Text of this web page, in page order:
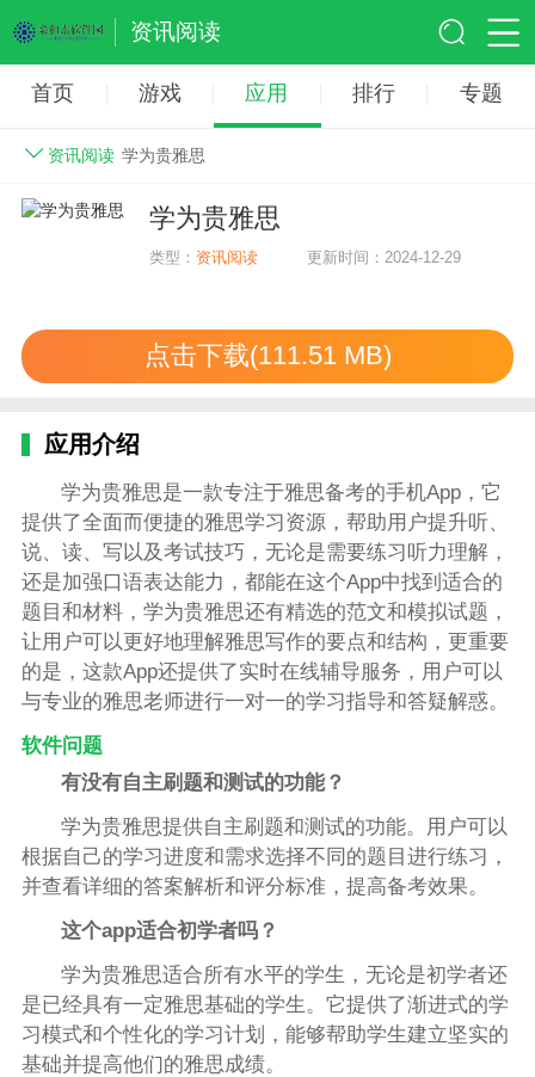
资讯阅读
首页 游戏 应用 排行 专题
资讯阅读 学为贵雅思
学为贵雅思
类型： 资讯阅读 更新时间：2024-12-29
点击下载(111.51 MB)
应用介绍
学为贵雅思是一款专注于雅思备考的手机App，它
提供了全面而便捷的雅思学习资源，帮助用户提升听、
说、读、写以及考试技巧，无论是需要练习听力理解，
还是加强口语表达能力，都能在这个App中找到适合的
题目和材料，学为贵雅思还有精选的范文和模拟试题，
让用户可以更好地理解雅思写作的要点和结构，更重要
的是，这款App还提供了实时在线辅导服务，用户可以
与专业的雅思老师进行一对一的学习指导和答疑解惑。
软件问题
有没有自主刷题和测试的功能？
学为贵雅思提供自主刷题和测试的功能。用户可以
根据自己的学习进度和需求选择不同的题目进行练习，
并查看详细的答案解析和评分标准，提高备考效果。
这个app适合初学者吗？
学为贵雅思适合所有水平的学生，无论是初学者还
是已经具有一定雅思基础的学生。它提供了渐进式的学
习模式和个性化的学习计划，能够帮助学生建立坚实的
基础并提高他们的雅思成绩。